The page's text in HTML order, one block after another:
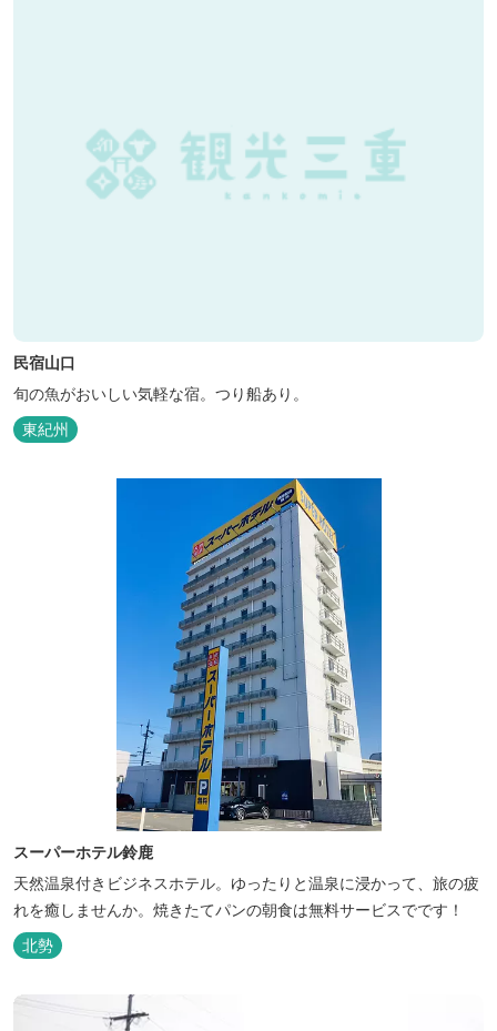
民宿山口
旬の魚がおいしい気軽な宿。つり船あり。
東紀州
スーパーホテル鈴鹿
天然温泉付きビジネスホテル。ゆったりと温泉に浸かって、旅の疲
れを癒しませんか。焼きたてパンの朝食は無料サービスでです！
北勢